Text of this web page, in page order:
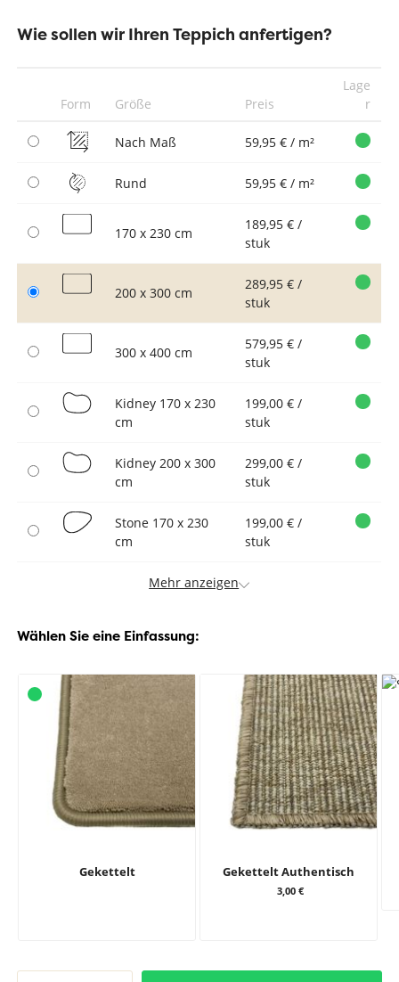
Wie sollen wir Ihren Teppich anfertigen?
Form Größe Preis
Lage
r
Nach Maß 59,95 € / m²
Rund 59,95 € / m²
170 x 230 cm
189,95 € /
stuk
200 x 300 cm
289,95 € /
stuk
300 x 400 cm
579,95 € /
stuk
Kidney 170 x 230
cm
199,00 € /
stuk
Kidney 200 x 300
cm
299,00 € /
stuk
Stone 170 x 230
cm
199,00 € /
stuk
Mehr anzeigen
Wählen Sie eine Einfassung:
Gekettelt Gekettelt Authentisch
3,00 €